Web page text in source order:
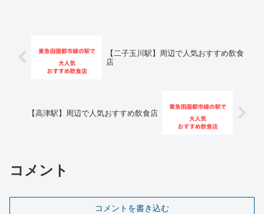
【二子玉川駅】周辺で人気おすすめ飲食
店
【高津駅】周辺で人気おすすめ飲食店
コメント
コメントを書き込む